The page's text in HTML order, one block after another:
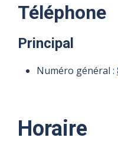
Téléphone
Principal
Numéro général :
Horaire